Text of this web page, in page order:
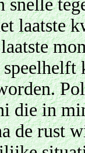
snelle
laatste
die in
de rust